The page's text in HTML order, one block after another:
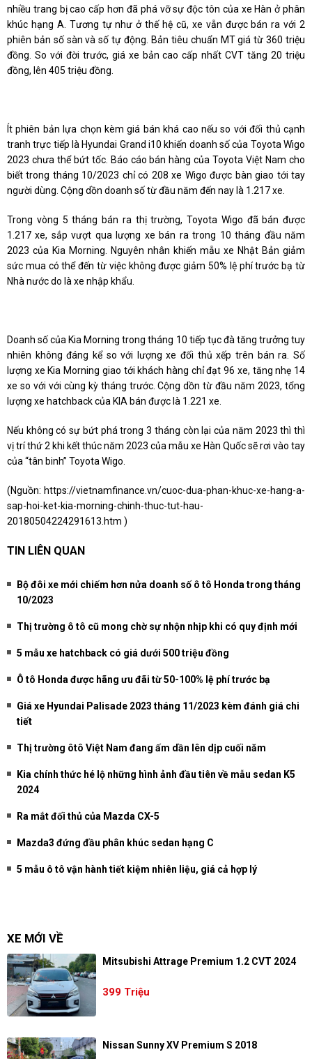
nhiều trang bị cao cấp hơn đã phá vỡ sự độc tôn của xe Hàn ở phân
khúc hạng A. Tương tự như ở thế hệ cũ, xe vẫn được bán ra với 2
phiên bản số sàn và số tự động. Bản tiêu chuẩn MT giá từ 360 triệu
đồng. So với đời trước, giá xe bản cao cấp nhất CVT tăng 20 triệu
đồng, lên 405 triệu đồng.
Ít phiên bản lựa chọn kèm giá bán khá cao nếu so với đối thủ cạnh
tranh trực tiếp là Hyundai Grand i10 khiến doanh số của Toyota Wigo
2023 chưa thể bứt tốc. Báo cáo bán hàng của Toyota Việt Nam cho
biết trong tháng 10/2023 chỉ có 208 xe Wigo được bàn giao tới tay
người dùng. Cộng dồn doanh số từ đầu năm đến nay là 1.217 xe.
Trong vòng 5 tháng bán ra thị trường, Toyota Wigo đã bán được
1.217 xe, sắp vượt qua lượng xe bán ra trong 10 tháng đầu năm
2023 của Kia Morning. Nguyên nhân khiến mẫu xe Nhật Bản giảm
sức mua có thể đến từ việc không được giảm 50% lệ phí trước bạ từ
Nhà nước do là xe nhập khẩu.
Doanh số của Kia Morning trong tháng 10 tiếp tục đà tăng trưởng tuy
nhiên không đáng kể so với lượng xe đối thủ xếp trên bán ra. Số
lượng xe Kia Morning giao tới khách hàng chỉ đạt 96 xe, tăng nhẹ 14
xe so với với cùng kỳ tháng trước. Cộng dồn từ đầu năm 2023, tổng
lượng xe hatchback của KIA bán được là 1.221 xe.
Nếu không có sự bứt phá trong 3 tháng còn lại của năm 2023 thì thì
vị trí thứ 2 khi kết thúc năm 2023 của mẫu xe Hàn Quốc sẽ rơi vào tay
của “tân binh” Toyota Wigo.
(Nguồn: https://vietnamfinance.vn/cuoc-dua-phan-khuc-xe-hang-a-
sap-hoi-ket-kia-morning-chinh-thuc-tut-hau-
20180504224291613.htm )
TIN LIÊN QUAN
Bộ đôi xe mới chiếm hơn nửa doanh số ô tô Honda trong tháng
10/2023
Thị trường ô tô cũ mong chờ sự nhộn nhịp khi có quy định mới
5 mẫu xe hatchback có giá dưới 500 triệu đồng
Ô tô Honda được hãng ưu đãi từ 50-100% lệ phí trước bạ
Giá xe Hyundai Palisade 2023 tháng 11/2023 kèm đánh giá chi
tiết
Thị trường ôtô Việt Nam đang ấm dần lên dịp cuối năm
Kia chính thức hé lộ những hình ảnh đầu tiên về mẫu sedan K5
2024
Ra mắt đối thủ của Mazda CX-5
Mazda3 đứng đầu phân khúc sedan hạng C
5 mẫu ô tô vận hành tiết kiệm nhiên liệu, giá cả hợp lý
XE MỚI VỀ
Mitsubishi Attrage Premium 1.2 CVT 2024
399 Triệu
Nissan Sunny XV Premium S 2018